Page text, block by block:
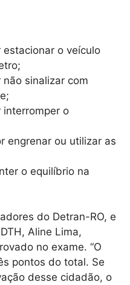
estacionar o veículo
não sinalizar com
interromper o
engrenar ou utilizar as
o equilíbrio na
do Detran-RO, e
Aline Lima,
no exame. “O
pontos do total. Se
desse cidadão, o